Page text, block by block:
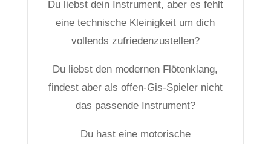
Du liebst dein Instrument, aber es fehlt
eine technische Kleinigkeit um dich
vollends zufriedenzustellen?
Du liebst den modernen Flötenklang,
findest aber als offen-Gis-Spieler nicht
das passende Instrument?
Du hast eine motorische